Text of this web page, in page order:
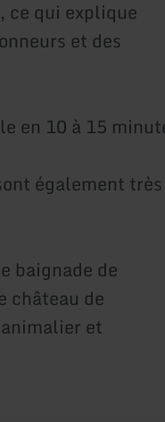
ce qui explique
et des
en 10 à 15
également très
baignade de
château de
et